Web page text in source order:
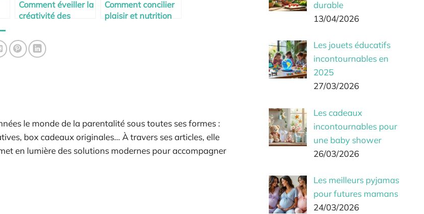
Comment éveiller la
créativité des
Comment concilier
plaisir et nutrition
le monde de la parentalité sous toutes ses formes :
box cadeaux originales… À travers ses articles, elle
en lumière des solutions modernes pour accompagner
durable
13/04/2026
Les jouets éducatifs
incontournables en
2025
27/03/2026
Les cadeaux
incontournables pour
une baby shower
26/03/2026
Les meilleurs pyjamas
pour futures mamans
24/03/2026